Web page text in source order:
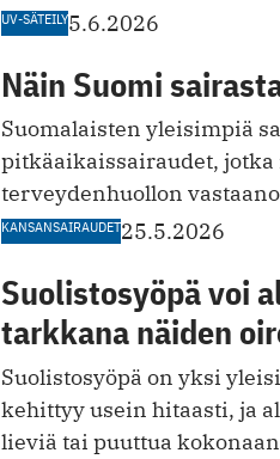
UV-SÄTEILY5.6.2026
Näin Suomi
Suomalaisten yleisimpiä
pitkäaikaissairaudet, jotka
terveydenhuollon
KANSANSAIRAUDET25.5.2026
Suolistosyöpä voi
tarkkana näiden
Suolistosyöpä on yksi
kehittyy usein hitaasti, ja
lieviä tai puuttua